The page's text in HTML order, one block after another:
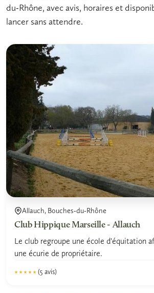
du-Rhône, avec avis, horaires et
lancer sans attendre.
Allauch, Bouches-du-Rhône
Club Hippique Marseille - Allauch
Le club regroupe une école d'équitation
une écurie de propriétaire.
★★★★★
★★★★★ (5 avis)